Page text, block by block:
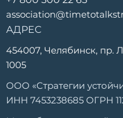
АДРЕС
454007, Челябинск, пр.
1005
ООО «Стратегии
ИНН 7453238685 ОГРН